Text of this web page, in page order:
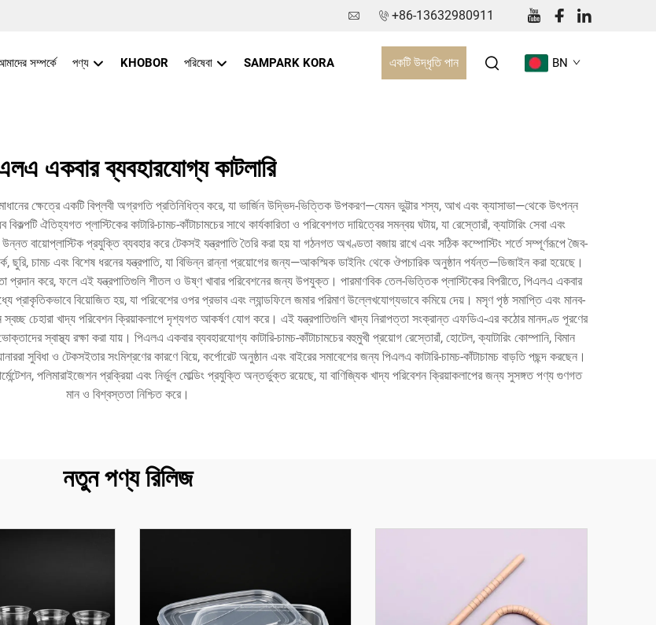
+86-13632980911
সম্পর্কে পণ্য KHOBOR পরিষেবা SAMPARK KORA একটি উদ্ধৃতি পান BN
একবার ব্যবহারযোগ্য কাটলারি
ক্ষেত্রে একটি বিপ্লবী অগ্রগতি প্রতিনিধিত্ব করে, যা ভার্জিন উদ্ভিদ-ভিত্তিক উপকরণ—যেমন ভুট্টার শস্য, আখ এবং ক্যাসাভা—থেকে উৎপন্ন
ঐতিহ্যগত প্লাস্টিকের কাটারি-চামচ-কাঁটাচামচের সাথে কার্যকারিতা ও পরিবেশগত দায়িত্বের সমন্বয় ঘটায়, যা রেস্তোরাঁ, ক্যাটারিং সেবা এবং
বায়োপ্লাস্টিক প্রযুক্তি ব্যবহার করে টেকসই যন্ত্রপাতি তৈরি করা হয় যা গঠনগত অখণ্ডতা বজায় রাখে এবং সঠিক কম্পোস্টিং শর্তে সম্পূর্ণরূপে জৈব-
ছুরি, চামচ এবং বিশেষ ধরনের যন্ত্রপাতি, যা বিভিন্ন রান্না প্রয়োগের জন্য—আকস্মিক ডাইনিং থেকে ঔপচারিক অনুষ্ঠান পর্যন্ত—ডিজাইন করা হয়েছে।
প্রদান করে, ফলে এই যন্ত্রপাতিগুলি শীতল ও উষ্ণ খাবার পরিবেশনের জন্য উপযুক্ত। পারমাণবিক তেল-ভিত্তিক প্লাস্টিকের বিপরীতে, পিএলএ একবার
প্রাকৃতিকভাবে বিয়োজিত হয়, যা পরিবেশের ওপর প্রভাব এবং ল্যান্ডফিলে জমার পরিমাণ উল্লেখযোগ্যভাবে কমিয়ে দেয়। মসৃণ পৃষ্ঠ সমাপ্তি এবং মানব-
স্বচ্ছ চেহারা খাদ্য পরিবেশন ক্রিয়াকলাপে দৃশ্যগত আকর্ষণ যোগ করে। এই যন্ত্রপাতিগুলি খাদ্য নিরাপত্তা সংক্রান্ত এফডিএ-এর কঠোর মানদণ্ড পূরণের
স্বাস্থ্য রক্ষা করা যায়। পিএলএ একবার ব্যবহারযোগ্য কাটারি-চামচ-কাঁটাচামচের বহুমুখী প্রয়োগ রেস্তোরাঁ, হোটেল, ক্যাটারিং কোম্পানি, বিমান
সুবিধা ও টেকসইতার সংমিশ্রণের কারণে বিয়ে, কর্পোরেট অনুষ্ঠান এবং বাইরের সমাবেশের জন্য পিএলএ কাটারি-চামচ-কাঁটাচামচ বাড়তি পছন্দ করছেন।
পলিমারাইজেশন প্রক্রিয়া এবং নির্ভুল মোল্ডিং প্রযুক্তি অন্তর্ভুক্ত রয়েছে, যা বাণিজ্যিক খাদ্য পরিবেশন ক্রিয়াকলাপের জন্য সুসঙ্গত পণ্য গুণগত
মান ও বিশ্বস্ততা নিশ্চিত করে।
নতুন পণ্য রিলিজ